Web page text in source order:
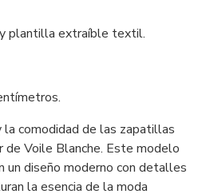
plantilla extraíble textil.
comodidad de las zapatillas
de Voile Blanche. Este modelo
un diseño moderno con detalles
la esencia de la moda